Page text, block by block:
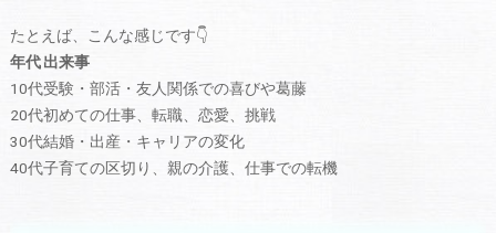
たとえば、こんな感じです👇
年代出来事
10代受験・部活・友人関係での喜びや葛藤
20代初めての仕事、転職、恋愛、挑戦
30代結婚・出産・キャリアの変化
40代子育ての区切り、親の介護、仕事での転機